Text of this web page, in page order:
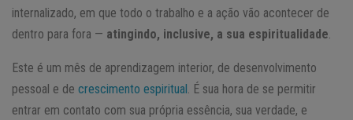
internalizado, em que todo o trabalho e a ação vão acontecer de
dentro para fora — atingindo, inclusive, a sua espiritualidade
Este é um mês de aprendizagem interior, de desenvolvimento
pessoal e de crescimento espiritual . É sua hora de se permitir
entrar em contato com sua própria essência, sua verdade, e